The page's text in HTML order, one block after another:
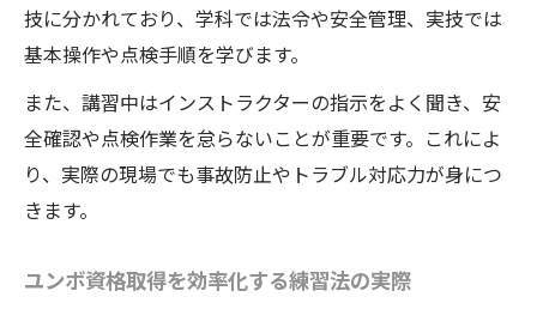
技に分かれており、学科では法令や安全管理、実技では
基本操作や点検手順を学びます。
また、講習中はインストラクターの指示をよく聞き、安
全確認や点検作業を怠らないことが重要です。これによ
り、実際の現場でも事故防止やトラブル対応力が身につ
きます。
ユンボ資格取得を効率化する練習法の実際